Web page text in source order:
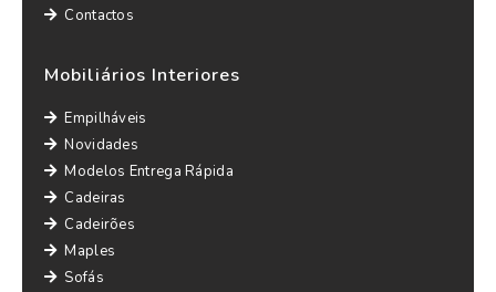
Contactos
Mobiliários Interiores
Empilháveis
Novidades
Modelos Entrega Rápida
Cadeiras
Cadeirões
Maples
Sofás